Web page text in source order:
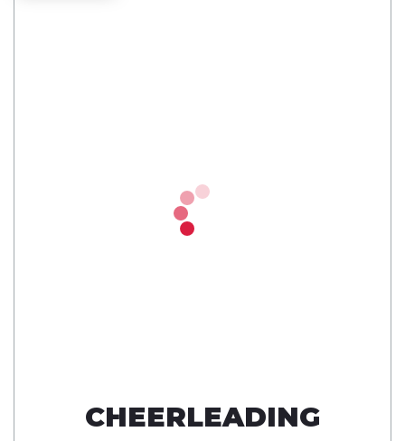
CHEERLEADING